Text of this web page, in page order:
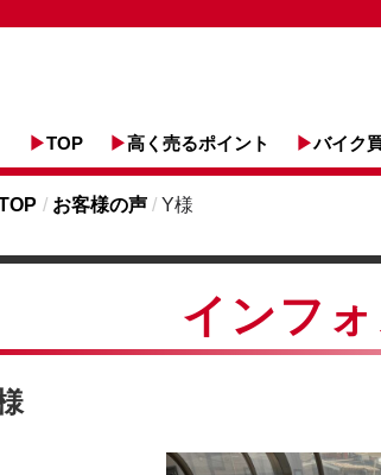
TOP 高く売るポイント バイク
/ お客様の声 / Y様
インフ